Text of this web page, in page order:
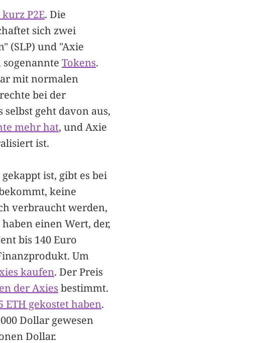
P2E. Die
sich zwei
(SLP) und "Axie
Tokens.
mit normalen
bei der
geht davon aus,
mehr hat, und Axie
ist.
ist, gibt es bei
keine
verbraucht werden,
haben einen Wert, der,
bis 140 Euro
Um
kaufen. Der Preis
der Axies bestimmt.
ETH gekostet haben.
Dollar gewesen
Dollar.